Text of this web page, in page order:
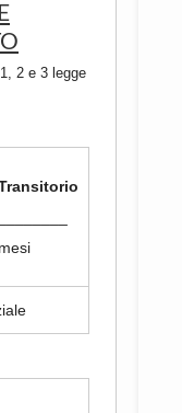
2 e 3 legge
mesi